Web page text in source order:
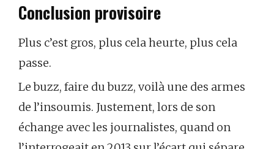
Conclusion provisoire
Plus c’est gros, plus cela heurte, plus cela
passe.
Le buzz, faire du buzz, voilà une des armes
de l’insoumis. Justement, lors de son
échange avec les journalistes, quand on